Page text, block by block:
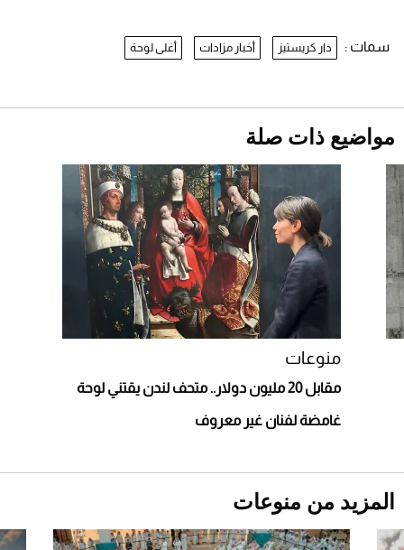
أغلى 10 عطور في العالم للرجال تمنحك فخامة
استثنائية
أقصر يوم في 2026 يقترب.. ماذا يحدث في
دوران الأرض؟
2026-07-25
Comeback" في جدة (فيديو)
2026-07-25
سمات : دار كريستيز أخبار مزادات أغلى لوحة
مواضيع ذات صلة
منوعات
مقابل 20 مليون دولار.. متحف لندن يقتني لوحة
غامضة لفنان غير معروف
المزيد من منوعات